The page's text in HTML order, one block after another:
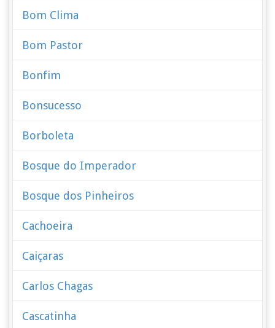
Bom Clima
Bom Pastor
Bonfim
Bonsucesso
Borboleta
Bosque do Imperador
Bosque dos Pinheiros
Cachoeira
Caiçaras
Carlos Chagas
Cascatinha